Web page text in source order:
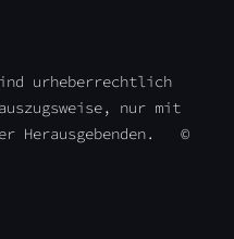
urheberrechtlich
nur mit
Herausgebenden. ©